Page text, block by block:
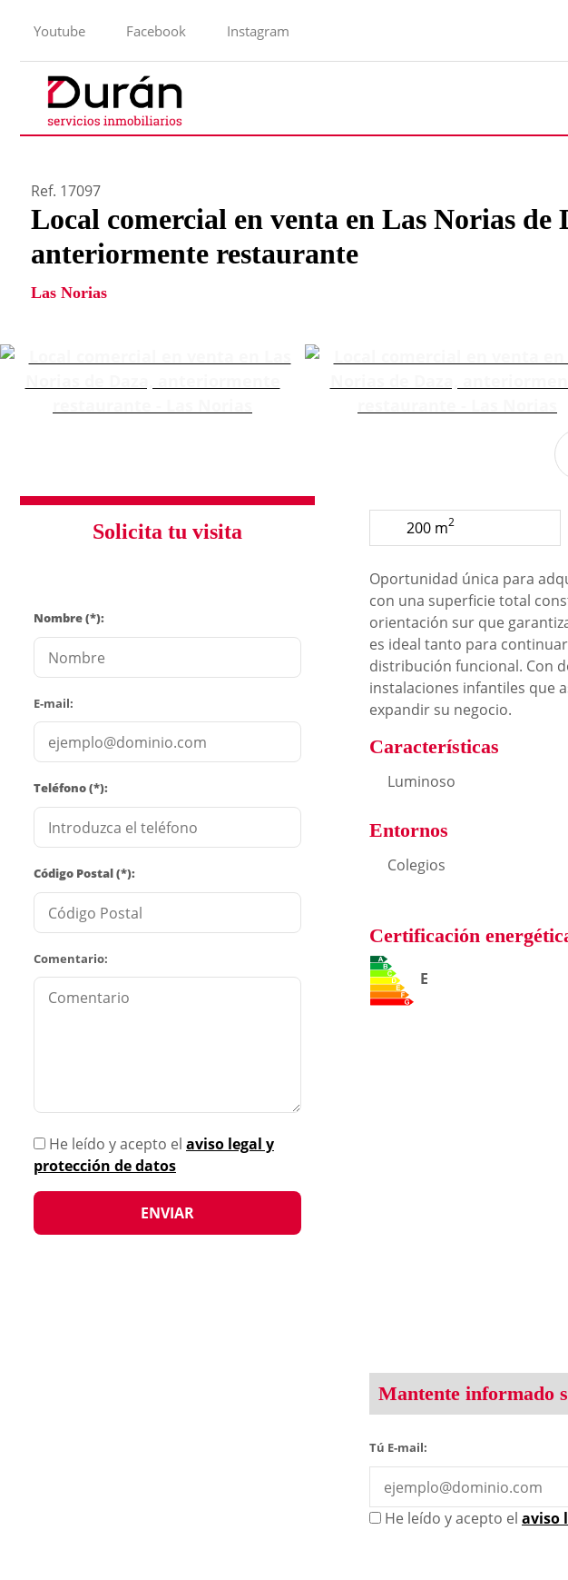
Youtube Facebook Instagram
Ref. 17097
Local comercial en venta en Las Norias de
anteriormente restaurante
Las Norias
Solicita tu visita
Nombre (*):
E-mail:
Teléfono (*):
Código Postal (*):
Comentario:
He leído y acepto el aviso legal y
protección de datos
200 m2
Oportunidad única para
con una superficie total
orientación sur que
es ideal tanto para
distribución funcional. Con
instalaciones infantiles que
expandir su negocio.
Características
Luminoso
Entornos
Colegios
Certificación
E
Mantente informado
Tú E-mail:
He leído y acepto el aviso